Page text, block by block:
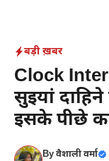
content
बड़ी ख़बर
Clock
सुइयां
इसके पीछे
Byवैशाली वर्मा